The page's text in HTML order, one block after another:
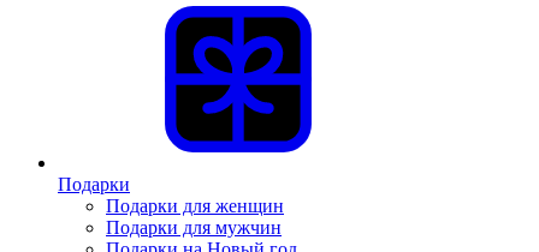
Подарки
Подарки для женщин
Подарки для мужчин